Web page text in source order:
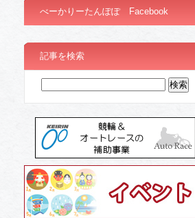
べーかりーたんぽぽ Facebook
記事を検索